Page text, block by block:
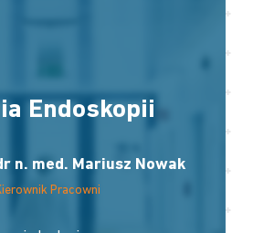
Endoskopii
n. med. Mariusz Nowak
Pracowni